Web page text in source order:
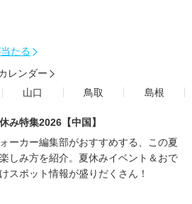
たる
レンダー
山口 鳥取 島根
み特集2026【中国】
ーカー編集部がおすすめする、この夏
しみ方を紹介。夏休みイベント＆おで
スポット情報が盛りだくさん！